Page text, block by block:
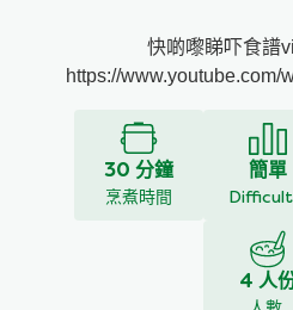
快啲嚟睇吓食譜
https://www.youtube.com/
30 分鐘
烹煮時間
簡單
4 人